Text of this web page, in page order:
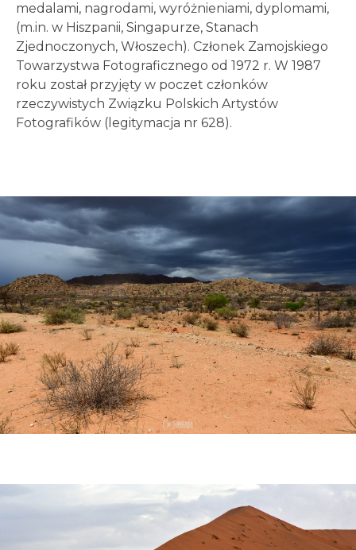
medalami, nagrodami, wyróżnieniami, dyplomami,
(m.in. w Hiszpanii, Singapurze, Stanach
Zjednoczonych, Włoszech). Członek Zamojskiego
Towarzystwa Fotograficznego od 1972 r. W 1987
roku został przyjęty w poczet członków
rzeczywistych Związku Polskich Artystów
Fotografików (legitymacja nr 628).